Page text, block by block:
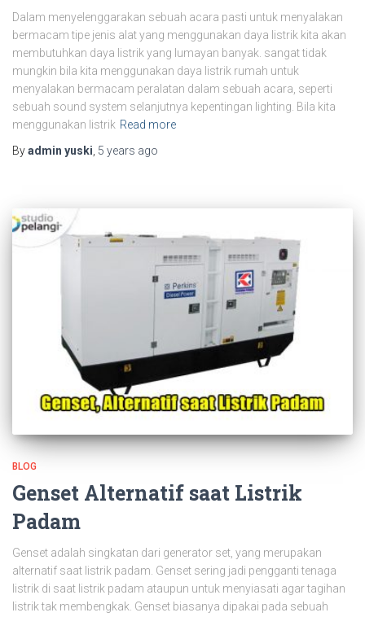
Dalam menyelenggarakan sebuah acara pasti untuk menyalakan
bermacam tipe jenis alat yang menggunakan daya listrik kita akan
membutuhkan daya listrik yang lumayan banyak. sangat tidak
mungkin bila kita menggunakan daya listrik rumah untuk
menyalakan bermacam peralatan dalam sebuah acara, seperti
sebuah sound system selanjutnya kepentingan lighting. Bila kita
menggunakan listrik Read more
Byadmin yuski 5 years ago
BLOG
Genset Alternatif saat Listrik
Padam
Genset adalah singkatan dari generator set, yang merupakan
alternatif saat listrik padam. Genset sering jadi pengganti tenaga
listrik di saat listrik padam ataupun untuk menyiasati agar tagihan
listrik tak membengkak. Genset biasanya dipakai pada sebuah